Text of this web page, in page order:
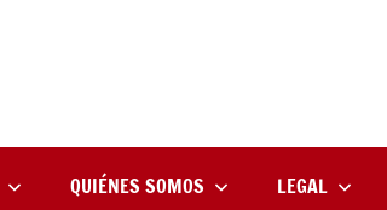
QUIÉNES SOMOS LEGAL